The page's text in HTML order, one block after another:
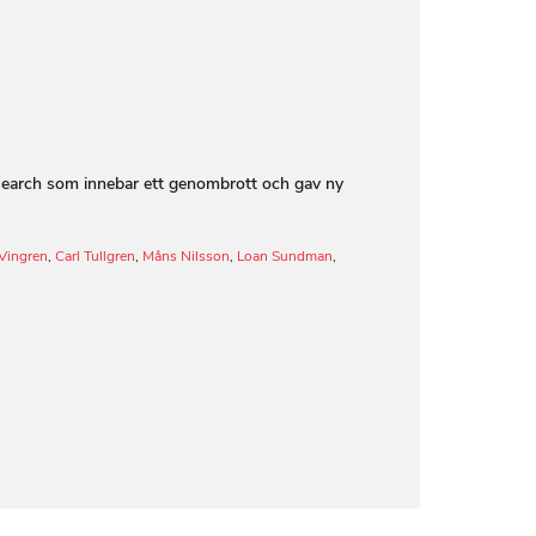
som innebar ett genombrott och gav ny
, Carl Tullgren, Måns Nilsson, Loan Sundman,